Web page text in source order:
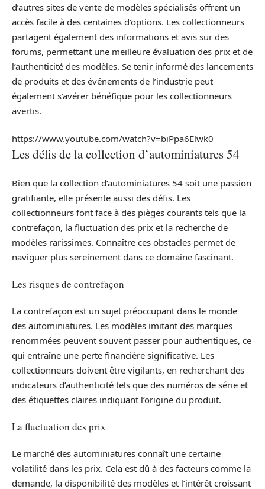
d’autres sites de vente de modèles spécialisés offrent un
accès facile à des centaines d’options. Les collectionneurs
partagent également des informations et avis sur des
forums, permettant une meilleure évaluation des prix et de
l’authenticité des modèles. Se tenir informé des lancements
de produits et des événements de l’industrie peut
également s’avérer bénéfique pour les collectionneurs
avertis.
https://www.youtube.com/watch?v=biPpa6Elwk0
Les défis de la collection d’autominiatures 54
Bien que la collection d’autominiatures 54 soit une passion
gratifiante, elle présente aussi des défis. Les
collectionneurs font face à des pièges courants tels que la
contrefaçon, la fluctuation des prix et la recherche de
modèles rarissimes. Connaître ces obstacles permet de
naviguer plus sereinement dans ce domaine fascinant.
Les risques de contrefaçon
La contrefaçon est un sujet préoccupant dans le monde
des autominiatures. Les modèles imitant des marques
renommées peuvent souvent passer pour authentiques, ce
qui entraîne une perte financière significative. Les
collectionneurs doivent être vigilants, en recherchant des
indicateurs d’authenticité tels que des numéros de série et
des étiquettes claires indiquant l’origine du produit.
La fluctuation des prix
Le marché des autominiatures connaît une certaine
volatilité dans les prix. Cela est dû à des facteurs comme la
demande, la disponibilité des modèles et l’intérêt croissant